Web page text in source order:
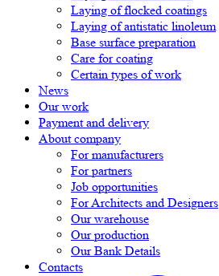
Laying of flocked coatings
Laying of antistatic linoleum
Base surface preparation
Care for coating
Certain types of work
News
Our work
Payment and delivery
About company
For manufacturers
For partners
Job opportunities
For Architects and Designers
Our warehouse
Our production
Our Bank Details
Contacts